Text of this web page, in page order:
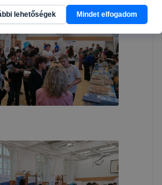
lehetőségek Mindet elfogadom